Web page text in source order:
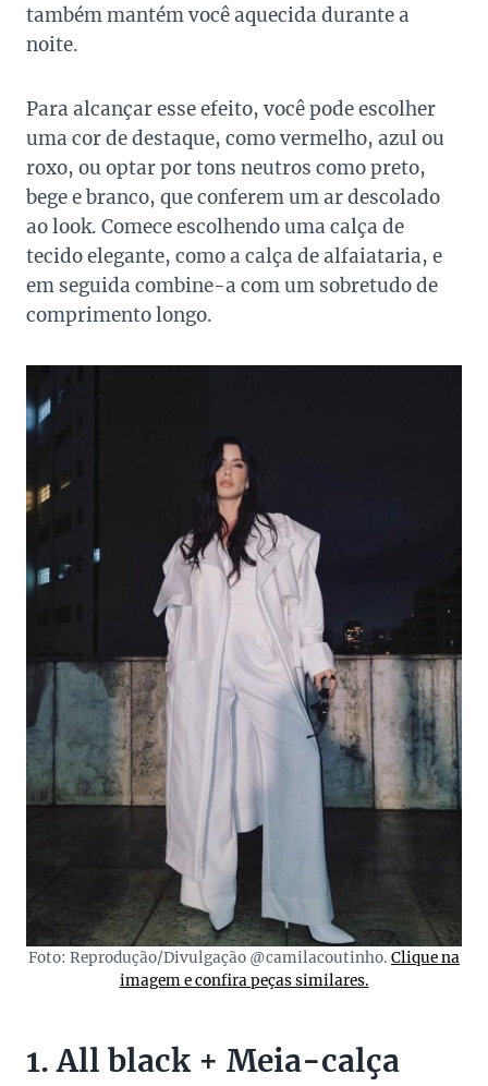
também mantém você aquecida durante a
noite.
Para alcançar esse efeito, você pode escolher
uma cor de destaque, como vermelho, azul ou
roxo, ou optar por tons neutros como preto,
bege e branco, que conferem um ar descolado
ao look. Comece escolhendo uma calça de
tecido elegante, como a calça de alfaiataria, e
em seguida combine-a com um sobretudo de
comprimento longo.
Foto: Reprodução/Divulgação @camilacoutinho. Clique na
imagem e confira peças similares.
1. All black + Meia-calça